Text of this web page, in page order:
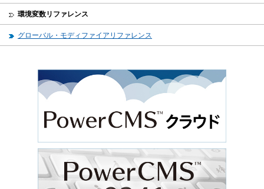
環境変数リファレンス
グローバル・モディファイアリファレンス